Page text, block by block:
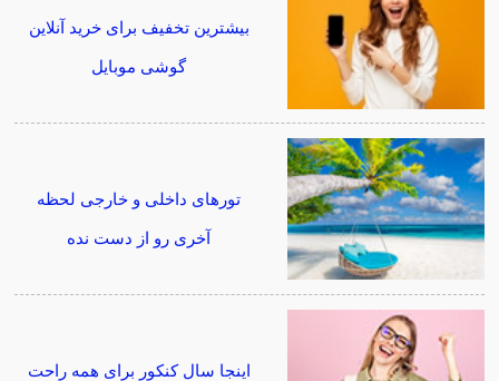
بیشترین تخفیف برای خرید آنلاین
گوشی موبایل
تورهای داخلی و خارجی لحظه
آخری رو از دست نده
اینجا سال کنکور برای همه راحت